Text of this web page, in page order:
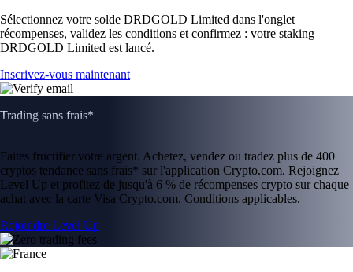
Sélectionnez votre solde DRDGOLD Limited dans l'onglet
récompenses, validez les conditions et confirmez : votre staking
DRDGOLD Limited est lancé.
Inscrivez-vous maintenant
Trading sans frais*
Faites fructifier votre argent. Achetez, vendez ou tradez plus de 400
cryptos tendance sans frais* sur l'application Crypto.com. Rejoignez
Level Up et profitez de jusqu'à 6 % de récompenses crypto sur chaque
achat avec la carte Visa Crypto.com. Conditions applicables.
Rejoindre Level Up